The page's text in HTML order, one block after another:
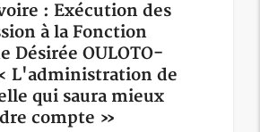
: Exécution des
à la Fonction
Désirée OULOTO-
L'administration de
qui saura mieux
compte »